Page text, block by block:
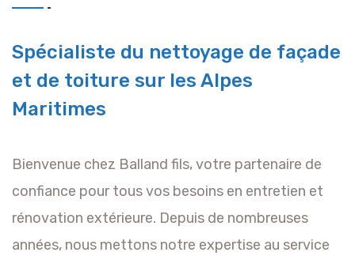
Spécialiste du nettoyage de façade
et de toiture sur les Alpes
Maritimes
Bienvenue chez Balland fils, votre partenaire de
confiance pour tous vos besoins en entretien et
rénovation extérieure. Depuis de nombreuses
années, nous mettons notre expertise au service